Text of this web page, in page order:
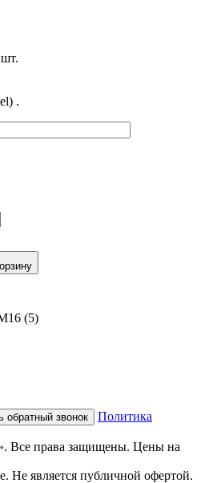
.
обратный звонок
Политика
Все права защищены. Цены на
Не является публичной офертой.